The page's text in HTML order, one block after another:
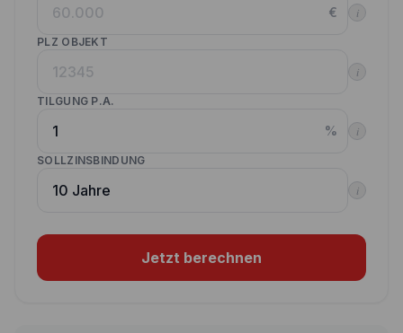
€ i
PLZ OBJEKT
i
TILGUNG P.A.
% i
SOLLZINSBINDUNG
i
Jetzt berechnen